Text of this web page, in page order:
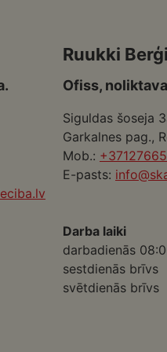
Ruukki Berģi
Ofiss,
Siguldas šoseja
Garkalnes pag.,
Mob.:
E-pasts:
Darba laiki
darbadienās
sestdienās brīvs
svētdienās brīvs